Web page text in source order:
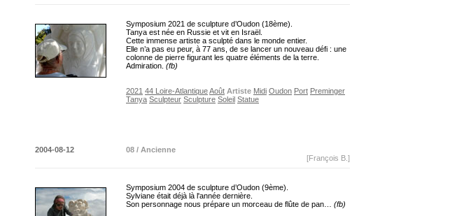
Symposium 2021 de sculpture d’Oudon (18ème).
Tanya est née en Russie et vit en Israël.
Cette immense artiste a sculpté dans le monde entier.
Elle n’a pas eu peur, à 77 ans, de se lancer un nouveau défi : une
colonne de pierre figurant les quatre éléments de la terre.
Admiration. (fb)
2021 44 Loire-AtlantiqueAoût Artiste Midi Oudon Port Preminger
Tanya Sculpteur Sculpture Soleil Statue
2004-08-12
08 / Ancienne
[François B.]
Symposium 2004 de sculpture d’Oudon (9ème).
Sylviane était déjà là l'année dernière.
Son personnage nous prépare un morceau de flûte de pan… (fb)